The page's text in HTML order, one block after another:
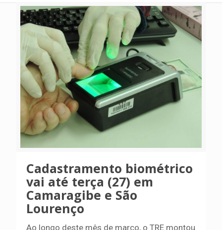
Cadastramento biométrico
vai até terça (27) em
Camaragibe e São
Lourenço
Ao longo deste mês de março, o TRE montou